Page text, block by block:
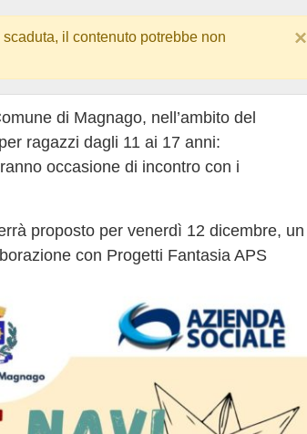
il contenuto potrebbe non
×
di Magnago, nell’ambito del
ragazzi dagli 11 ai 17 anni:
occasione di incontro con i
proposto per venerdì 12 dicembre, un
con Progetti Fantasia APS